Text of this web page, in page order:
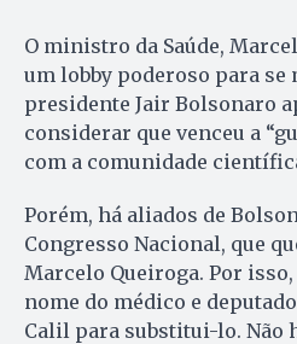
O ministro da Saúde,
um lobby poderoso para se
presidente Jair Bolsonaro
considerar que venceu a
com a comunidade
Porém, há aliados de
Congresso Nacional, que
Marcelo Queiroga. Por
nome do médico e
Calil para substitui-lo. Não